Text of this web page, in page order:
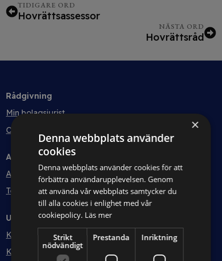
TIDIGARE ORD
Hovrättsassessor
NÄSTA ORD
Hovrättsråd
Rådgivning
Min bolagsjurist
Ombud
Avtal
Avtalshantering
Testa kostnadsfritt
Utbildning
Kurser
Kurspaket
×
Denna webbplats använder
cookies
Denna webbplats använder cookies för att
förbättra användarupplevelsen. Genom
att använda vår webbplats samtycker du
till alla cookies i enlighet med vår
cookiepolicy. Läs mer
Strikt
nödvändigt
Prestanda Inriktning